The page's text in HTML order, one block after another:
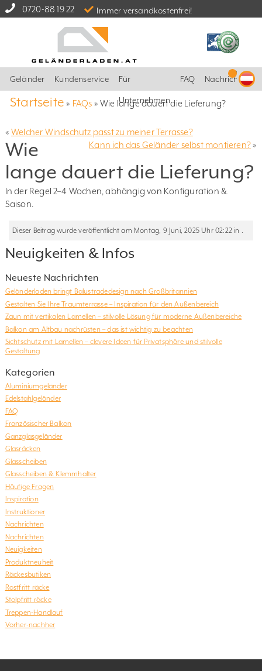
0720-88 19 22 Immer versandkostenfrei!
Geländer Kundenservice Für
Unternehmen
FAQ Nachrichten
Startseite » FAQs »Wie lange dauert die Lieferung?
« Welcher Windschutz passt zu meiner Terrasse?
Kann ich das Geländer selbst montieren?»
Wie
lange dauert die Lieferung?
In der Regel 2–4 Wochen, abhängig von Konfiguration &
Saison.
Dieser Beitrag wurde veröffentlicht am Montag, 9 Juni, 2025 Uhr 02:22 in .
Neuigkeiten & Infos
Neueste Nachrichten
Geländerladen bringt Balustradedesign nach Großbritannien
Gestalten Sie Ihre Traumterrasse – Inspiration für den Außenbereich
Zaun mit vertikalen Lamellen – stilvolle Lösung für moderne Außenbereiche
Balkon am Altbau nachrüsten – das ist wichtig zu beachten
Sichtschutz mit Lamellen – clevere Ideen für Privatsphäre und stilvolle
Gestaltung
Kategorien
Aluminiumgeländer
Edelstahlgeländer
FAQ
Französischer Balkon
Ganzglasgeländer
Glasräcken
Glasscheiben
Glasscheiben & Klemmhalter
Häufige Fragen
Inspiration
Instruktioner
Nachrichten
Nachrichten
Neuigkeiten
Produktneuheit
Räckesbutiken
Rostfritt räcke
Stolpfritt räcke
Treppen-Handlauf
Vorher-nachher